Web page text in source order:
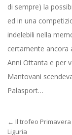
di sempre) la
ed in una
indelebili nella
certamente ancora
Anni Ottanta e per
Mantovani
Palasport…
← Il trofeo Primavera
Liguria